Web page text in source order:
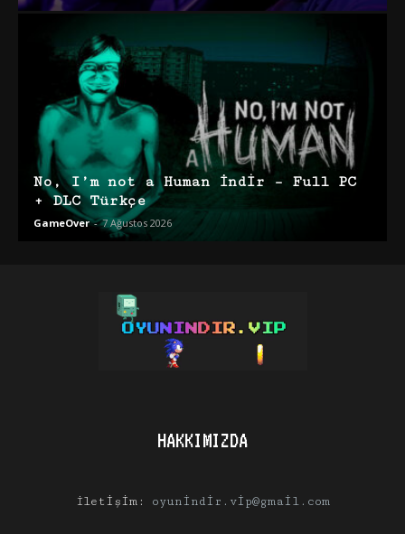
No, I’m not a Human İndir – Full PC
+ DLC Türkçe
GameOver - 7 Ağustos 2026
HAKKIMIZDA
İletişim: oyunindir.vip@gmail.com